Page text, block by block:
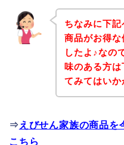
ちなみに下
商品がお得な
したよ♪なの
味のある方
てみてはいか
⇒ えびせん家族の商品を
こちら